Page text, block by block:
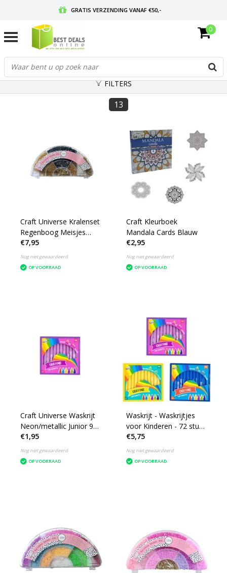
GRATIS VERZENDING VANAF €50,-
GRATIS RETOURNEREN EN 30 DAGEN BEDENKTIJD
0
FILTERS
13
Craft Universe Kralenset
Regenboog Meisjes
Goud/zwart
€7,95
Nog niet gewaardeerd
OP VOORRAAD
Craft Kleurboek
Mandala Cards Blauw
€2,95
Nog niet gewaardeerd
OP VOORRAAD
Craft Universe Waskrijt
Neon/metallic Junior 9
Cm Paars 24 Stuks
€1,95
Nog niet gewaardeerd
OP VOORRAAD
Waskrijt - Waskrijtjes
voor Kinderen - 72 stuks
- Inclusief Neon en
Metallic kleuren
€5,75
Nog niet gewaardeerd
OP VOORRAAD